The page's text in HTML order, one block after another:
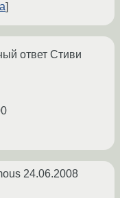
ответ Стиви
24.06.2008